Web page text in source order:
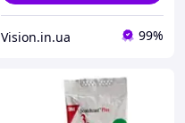
Vision.in.ua 99%